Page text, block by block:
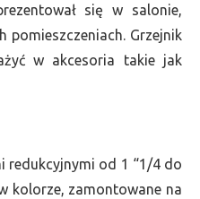
się w salonie,
pomieszczeniach. Grzejnik
w akcesoria takie jak
redukcyjnymi od 1 “1/4 do
kolorze, zamontowane na